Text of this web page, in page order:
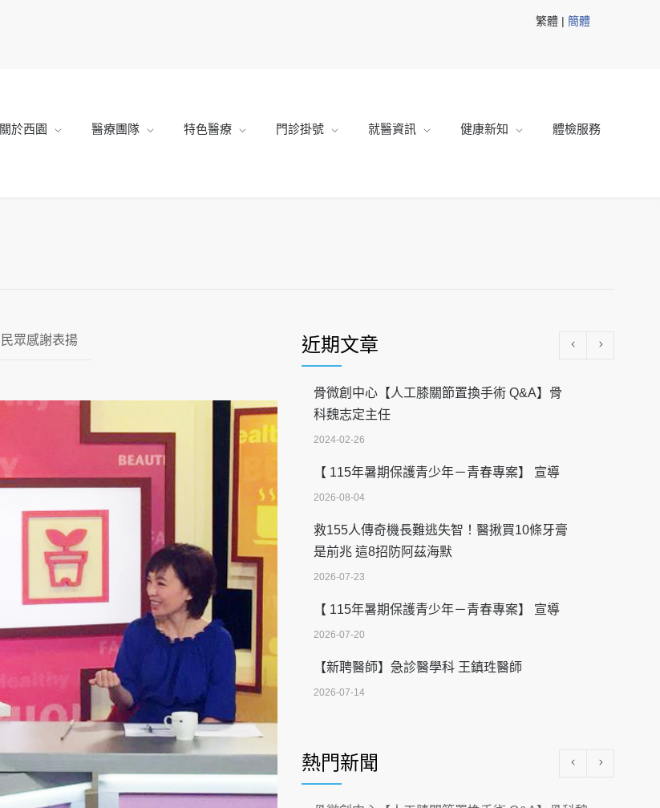
繁體 | 簡體
關於西園 醫療團隊 特色醫療 門診掛號 就醫資訊 健康新知 體檢服務
民眾感謝表揚 近期文章
骨微創中心【人工膝關節置換手術 Q&A】骨
科魏志定主任
2024-02-26
【 115年暑期保護青少年－青春專案】 宣導
2026-08-04
救155人傳奇機長難逃失智！醫揪買10條牙膏
是前兆 這8招防阿茲海默
2026-07-23
【 115年暑期保護青少年－青春專案】 宣導
2026-07-20
【新聘醫師】急診醫學科 王鎮珄醫師
2026-07-14
2026-07-08
沒菸酒也瀕臨洗腎？65歲男靠「這習慣」逆
熱門新聞